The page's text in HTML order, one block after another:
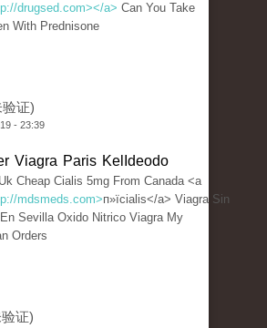
drugsed.com></a> Can You Take
With Prednisone
证)
- 23:39
Viagra Paris KelIdeodo
Cheap Cialis 5mg From Canada <a
mdsmeds.com>п»їcialis</a> Viagra Sin
Sevilla Oxido Nitrico Viagra My
Orders
证)